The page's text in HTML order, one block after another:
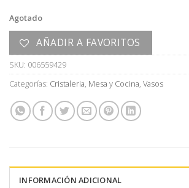
Agotado
AÑADIR A FAVORITOS
SKU: 006559429
Categorías: Cristaleria, Mesa y Cocina, Vasos
INFORMACIÓN ADICIONAL